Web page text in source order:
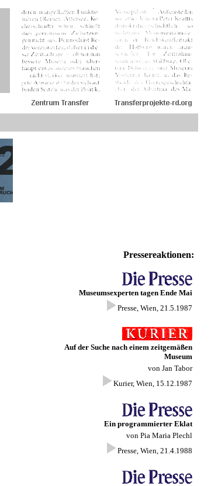
Pressereaktionen:
Museumsexperten tagen Ende Mai
Presse, Wien, 21.5.1987
Auf der Suche nach einem zeitgemäßen
Museum
von Jan Tabor
Kurier, Wien, 15.12.1987
Ein programmierter Eklat
von Pia Maria Plechl
Presse, Wien, 21.4.1988